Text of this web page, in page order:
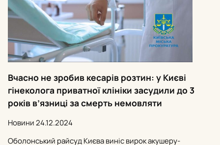
Вчасно не зробив кесарів розтин: у Києві
гінеколога приватної клініки засудили до 3
років в’язниці за смерть немовляти
Новини24.12.2024
Оболонський райсуд Києва виніс вирок акушеру-